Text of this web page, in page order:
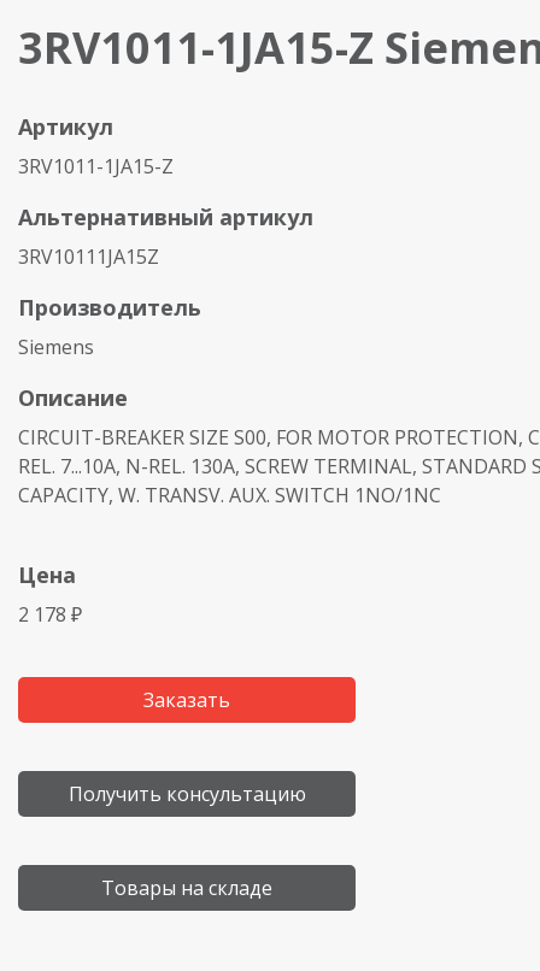
3RV1011-1JA15-Z
Артикул
3RV1011-1JA15-Z
Альтернативный артикул
3RV10111JA15Z
Производитель
Siemens
Описание
CIRCUIT-BREAKER SIZE S00, FOR MOTOR PROTECTION,
REL. 7...10A, N-REL. 130A, SCREW TERMINAL, STANDARD
CAPACITY, W. TRANSV. AUX. SWITCH 1NO/1NC
Цена
2 178 ₽
Заказать
Получить консультацию
Товары на складе